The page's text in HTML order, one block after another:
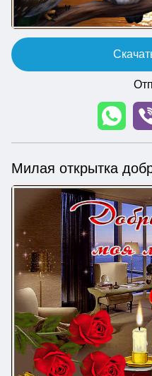
Милая открытка